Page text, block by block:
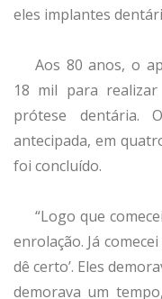
eles implantes
Aos 80 anos, o
18 mil para
prótese dentária.
antecipada, em
foi concluído.
“Logo que
enrolação. Já
dê certo’. Eles
demorava um